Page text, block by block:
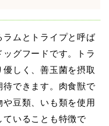
ラムとトライプと呼ば
グフードです。トラ
しく、善玉菌を摂取
できます。肉食獣で
豆類、いも類を使用
いることも特徴で